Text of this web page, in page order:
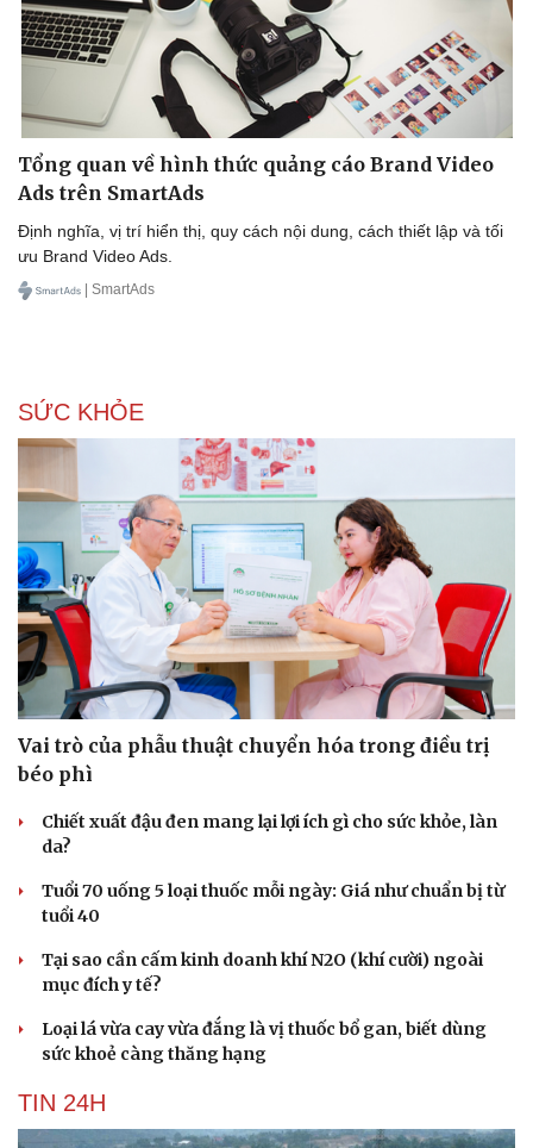
Sân khấu - Điện ảnh
Văn học
Di sản
Nghệ sĩ
Tổng quan về hình thức quảng cáo Brand Video
Ads trên SmartAds
Định nghĩa, vị trí hiển thị, quy cách nội dung, cách thiết lập và tối
ưu Brand Video Ads.
| SmartAds
SỨC KHỎE
Vai trò của phẫu thuật chuyển hóa trong điều trị
béo phì
Chiết xuất đậu đen mang lại lợi ích gì cho sức khỏe, làn
da?
Tuổi 70 uống 5 loại thuốc mỗi ngày: Giá như chuẩn bị từ
tuổi 40
Tại sao cần cấm kinh doanh khí N2O (khí cười) ngoài
mục đích y tế?
Loại lá vừa cay vừa đắng là vị thuốc bổ gan, biết dùng
sức khoẻ càng thăng hạng
TIN 24H